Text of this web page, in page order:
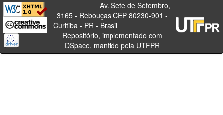
Av. Sete de Setembro,
3165 - Rebouças CEP 80230-901 -
Curitiba - PR - Brasil
Repositório, implementado com
DSpace, mantido pela UTFPR